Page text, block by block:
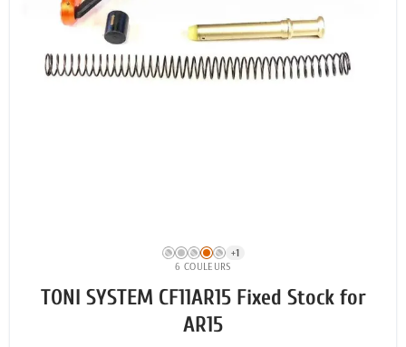
+1
6 COULEURS
TONI SYSTEM CF11AR15 Fixed Stock for
AR15